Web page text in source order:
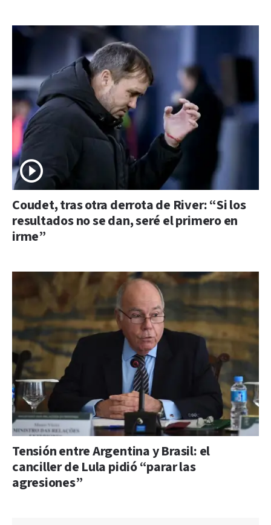
Coudet, tras otra derrota de River: “Si los
resultados no se dan, seré el primero en
irme”
Tensión entre Argentina y Brasil: el
canciller de Lula pidió “parar las
agresiones”